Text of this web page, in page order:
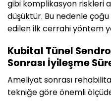
gibi komplikasyon riskleri
düşüktür. Bu nedenle
edilen ilk cerrahi yöntem
Kubital Tünel
Sonrası İyileşme
Ameliyat sonrası
tekniğe göre önemli